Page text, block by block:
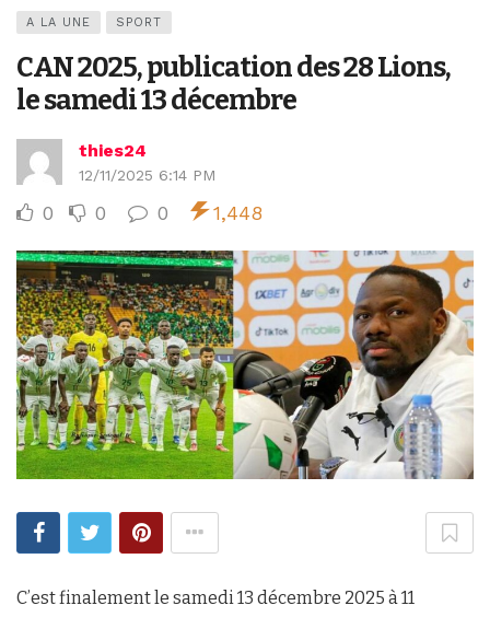
A LA UNE SPORT
CAN 2025, publication des 28 Lions,
le samedi 13 décembre
thies24
12/11/2025 6:14 PM
0 0 0 1,448
C’est finalement le samedi 13 décembre 2025 à 11